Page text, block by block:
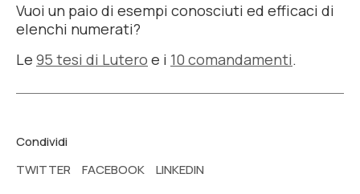
Vuoi un paio di esempi conosciuti ed efficaci di
elenchi numerati?
Le 95 tesi di Lutero e i 10 comandamenti.
Condividi
TWITTER
FACEBOOK LINKEDIN